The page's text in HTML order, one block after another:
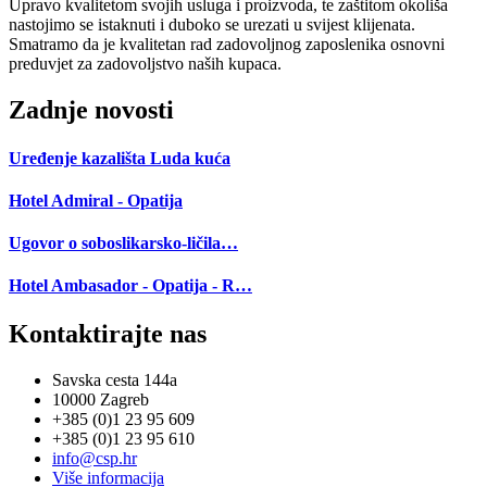
Upravo kvalitetom svojih usluga i proizvoda, te zaštitom okoliša
nastojimo se istaknuti i duboko se urezati u svijest klijenata.
Smatramo da je kvalitetan rad zadovoljnog zaposlenika osnovni
preduvjet za zadovoljstvo naših kupaca.
Zadnje novosti
Uređenje kazališta Luda kuća
Hotel Admiral - Opatija
Ugovor o soboslikarsko-ličila…
Hotel Ambasador - Opatija - R…
Kontaktirajte nas
Savska cesta 144a
10000 Zagreb
+385 (0)1 23 95 609
+385 (0)1 23 95 610
info@csp.hr
Više informacija